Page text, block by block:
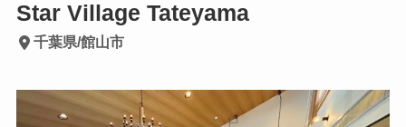
Star Village Tateyama
千葉県/館山市